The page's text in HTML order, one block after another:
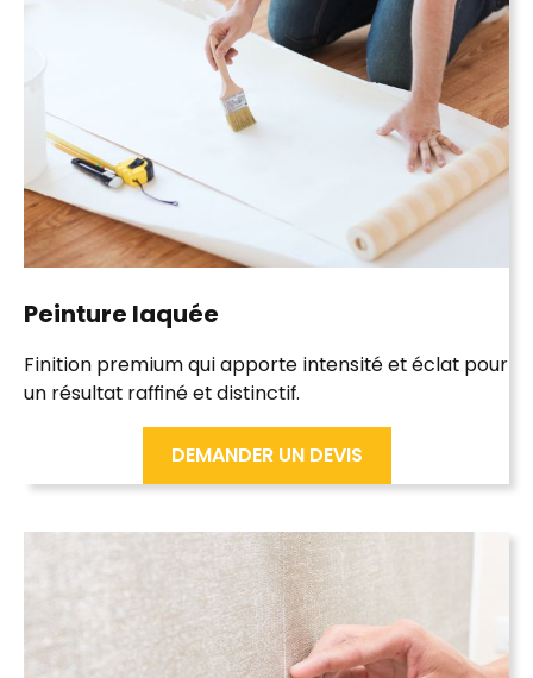
Peinture laquée
Finition premium qui apporte intensité et éclat pour
un résultat raffiné et distinctif.
DEMANDER UN DEVIS